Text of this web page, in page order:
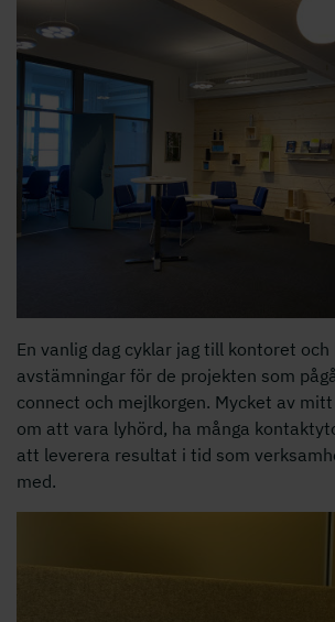
En vanlig dag cyklar jag till kontoret
avstämningar för de projekten som
connect och mejlkorgen. Mycket av
om att vara lyhörd, ha många
att leverera resultat i tid som
med.